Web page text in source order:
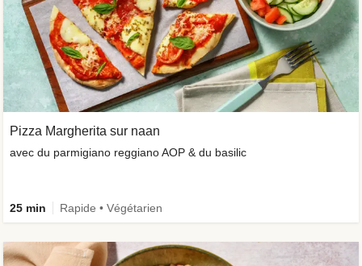
Pizza Margherita sur naan
avec du parmigiano reggiano AOP & du basilic
25 min Rapide • Végétarien